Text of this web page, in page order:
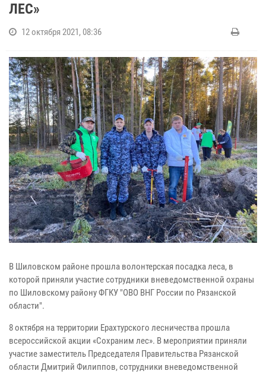
ЛЕС»
12 октября 2021, 08:36
В Шиловском районе прошла волонтерская посадка леса, в
которой приняли участие сотрудники вневедомственной охраны
по Шиловскому району ФГКУ "ОВО ВНГ России по Рязанской
области".
8 октября на территории Ерахтурского лесничества прошла
всероссийской акции «Сохраним лес». В мероприятии приняли
участие заместитель Председателя Правительства Рязанской
области Дмитрий Филиппов, сотрудники вневедомственной